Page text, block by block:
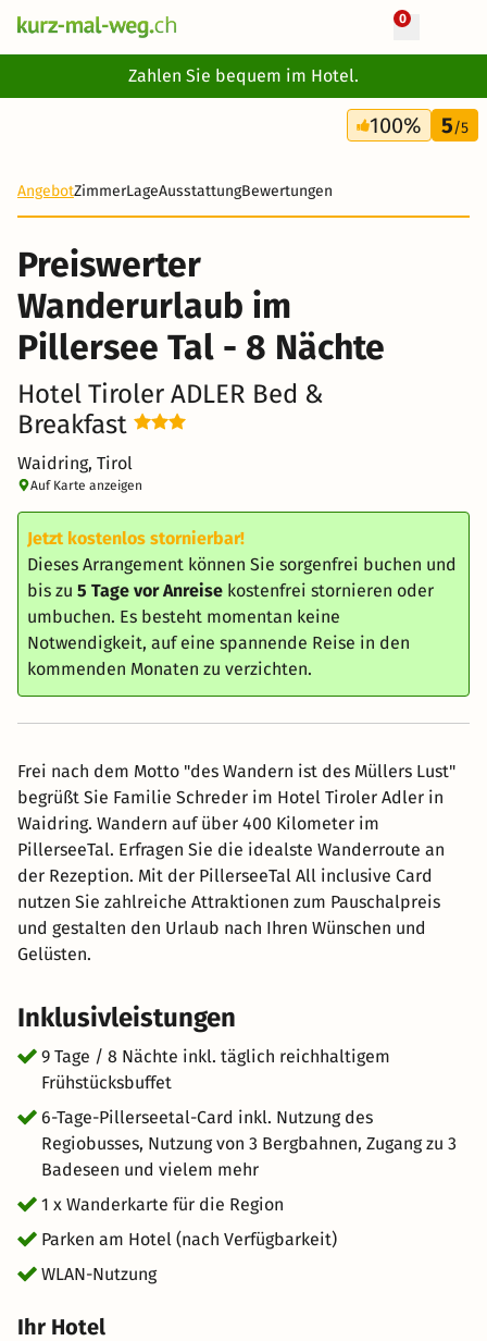
0
Zahlen Sie bequem im Hotel.
9 Tage
737 CHF
100% 5/5
AngebotZimmerLageAusstattungBewertungen
Preiswerter
Wanderurlaub im
Pillersee Tal - 8 Nächte
Hotel Tiroler ADLER Bed &
Breakfast
Waidring, Tirol
Auf Karte anzeigen
Jetzt kostenlos stornierbar!
Dieses Arrangement können Sie sorgenfrei buchen und
bis zu 5 Tage vor Anreise kostenfrei stornieren oder
umbuchen. Es besteht momentan keine
Notwendigkeit, auf eine spannende Reise in den
kommenden Monaten zu verzichten.
Frei nach dem Motto "des Wandern ist des Müllers Lust"
begrüßt Sie Familie Schreder im Hotel Tiroler Adler in
Waidring. Wandern auf über 400 Kilometer im
PillerseeTal. Erfragen Sie die idealste Wanderroute an
der Rezeption. Mit der PillerseeTal All inclusive Card
nutzen Sie zahlreiche Attraktionen zum Pauschalpreis
und gestalten den Urlaub nach Ihren Wünschen und
Gelüsten.
Inklusivleistungen
9 Tage / 8 Nächte inkl. täglich reichhaltigem
Frühstücksbuffet
6-Tage-Pillerseetal-Card inkl. Nutzung des
Regiobusses, Nutzung von 3 Bergbahnen, Zugang zu 3
Badeseen und vielem mehr
1 x Wanderkarte für die Region
Parken am Hotel (nach Verfügbarkeit)
WLAN-Nutzung
Ihr Hotel